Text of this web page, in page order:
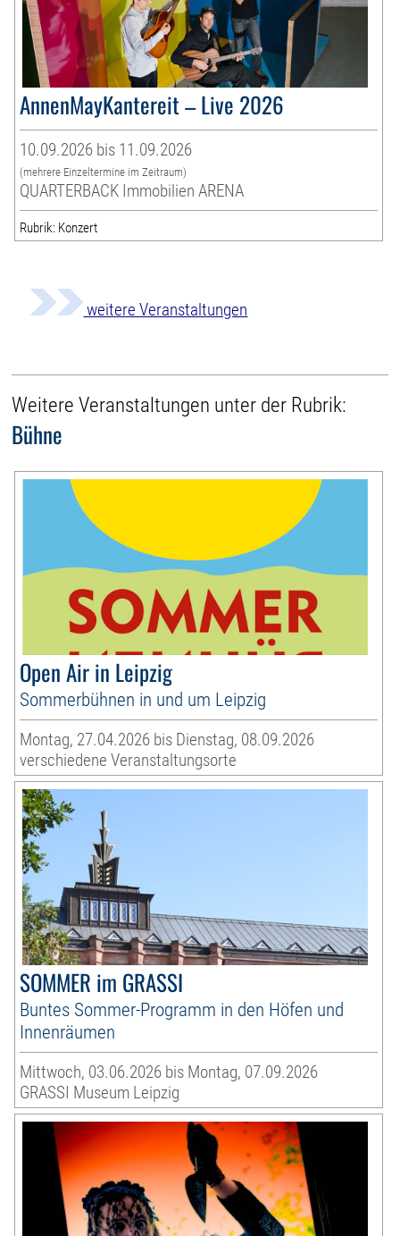
AnnenMayKantereit – Live 2026
10.09.2026 bis 11.09.2026
(mehrere Einzeltermine im Zeitraum)
QUARTERBACK Immobilien ARENA
Rubrik: Konzert
weitere Veranstaltungen
Weitere Veranstaltungen unter der Rubrik:
Bühne
Open Air in Leipzig
Sommerbühnen in und um Leipzig
Montag, 27.04.2026 bis Dienstag, 08.09.2026
verschiedene Veranstaltungsorte
SOMMER im GRASSI
Buntes Sommer-Programm in den Höfen und
Innenräumen
Mittwoch, 03.06.2026 bis Montag, 07.09.2026
GRASSI Museum Leipzig